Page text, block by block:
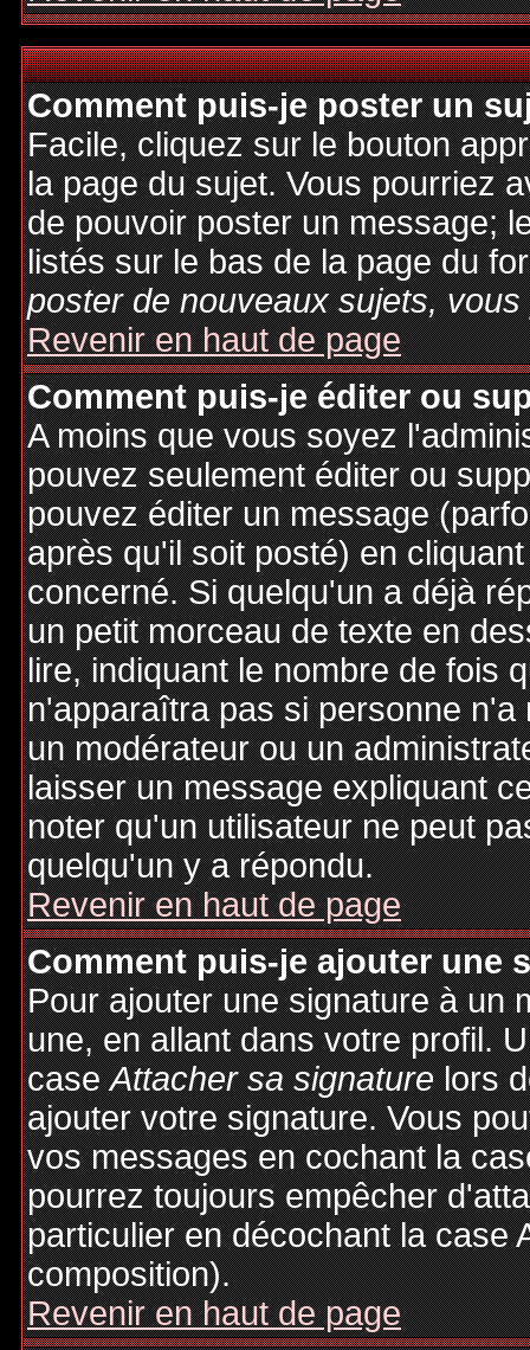
Comment puis-je poster un
Facile, cliquez sur le bouton
la page du sujet. Vous pourriez
de pouvoir poster un message;
listés sur le bas de la page du
poster de nouveaux sujets,
Revenir en haut de page
Comment puis-je éditer ou
A moins que vous soyez
pouvez seulement éditer ou
pouvez éditer un message
après qu'il soit posté) en
concerné. Si quelqu'un a déjà
un petit morceau de texte en
lire, indiquant le nombre de fois
n'apparaîtra pas si personne
un modérateur ou un
laisser un message expliquant
noter qu'un utilisateur ne peut
quelqu'un y a répondu.
Revenir en haut de page
Comment puis-je ajouter une
Pour ajouter une signature à un
une, en allant dans votre profil.
caseAttacher sa signaturelors
ajouter votre signature. Vous
vos messages en cochant la
pourrez toujours empêcher
particulier en décochant la case
composition).
Revenir en haut de page